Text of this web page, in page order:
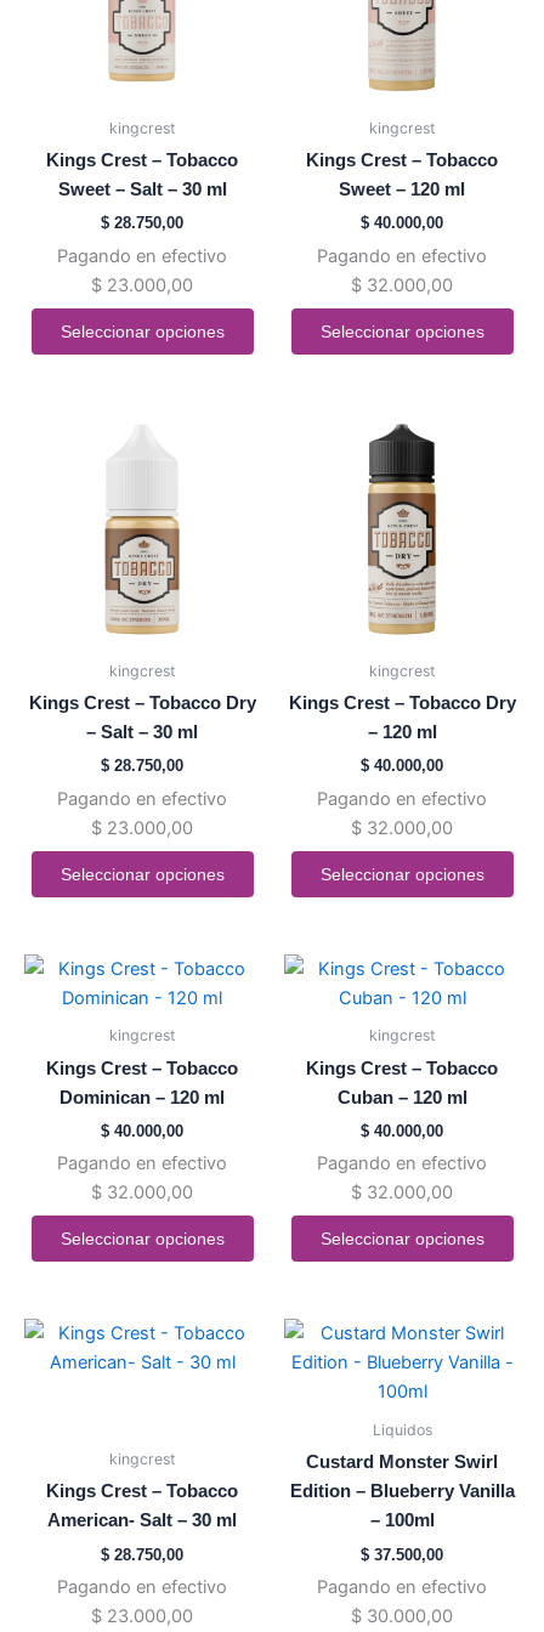
kingcrest
Kings Crest – Tobacco
Sweet – Salt – 30 ml
$ 28.750,00
Pagando en efectivo
$ 23.000,00
Seleccionar opciones
Las
opciones
se
página
de
producto
kingcrest
Kings Crest – Tobacco
Sweet – 120 ml
$ 40.000,00
Pagando en efectivo
$ 32.000,00
Seleccionar opciones
Las
opciones
se
página
de
producto
kingcrest
Kings Crest – Tobacco Dry
– Salt – 30 ml
$ 28.750,00
Pagando en efectivo
$ 23.000,00
Seleccionar opciones
Este
producto
múltiples
variantes.
Las
opciones
se
en
página
de
producto
kingcrest
Kings Crest – Tobacco Dry
– 120 ml
$ 40.000,00
Pagando en efectivo
$ 32.000,00
Seleccionar opciones
Este
tiene
múltiples
variantes.
Las
opciones
se
en
la
página
de
producto
kingcrest
Kings Crest – Tobacco
Dominican – 120 ml
$ 40.000,00
Pagando en efectivo
$ 32.000,00
Seleccionar opciones
Este
producto
tiene
opciones
se
pueden
en
de
producto
kingcrest
Kings Crest – Tobacco
Cuban – 120 ml
$ 40.000,00
Pagando en efectivo
$ 32.000,00
Seleccionar opciones
Este
producto
tiene
opciones
se
pueden
en
de
producto
kingcrest
Kings Crest – Tobacco
American- Salt – 30 ml
$ 28.750,00
Pagando en efectivo
$ 23.000,00
Este
producto
variantes.
pueden
elegir
en
Liquidos
Custard Monster Swirl
Edition – Blueberry Vanilla
– 100ml
$ 37.500,00
Pagando en efectivo
$ 30.000,00
Este
producto
tiene
múltiples
opciones
pueden
elegir
en